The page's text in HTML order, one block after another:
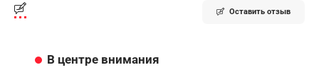
Оставить отзыв
В центре внимания